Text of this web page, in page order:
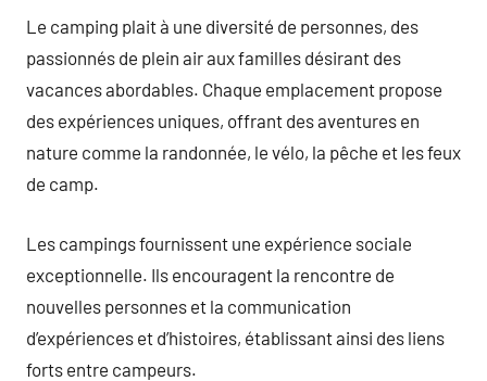
Le camping plait à une diversité de personnes, des
passionnés de plein air aux familles désirant des
vacances abordables. Chaque emplacement propose
des expériences uniques, offrant des aventures en
nature comme la randonnée, le vélo, la pêche et les feux
de camp.
Les campings fournissent une expérience sociale
exceptionnelle. Ils encouragent la rencontre de
nouvelles personnes et la communication
d’expériences et d’histoires, établissant ainsi des liens
forts entre campeurs.